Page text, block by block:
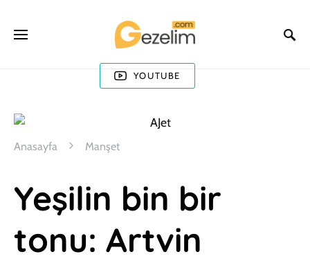
YOUTUBE
Anasayfa Manşet
Yeşilin bin bir
tonu: Artvin